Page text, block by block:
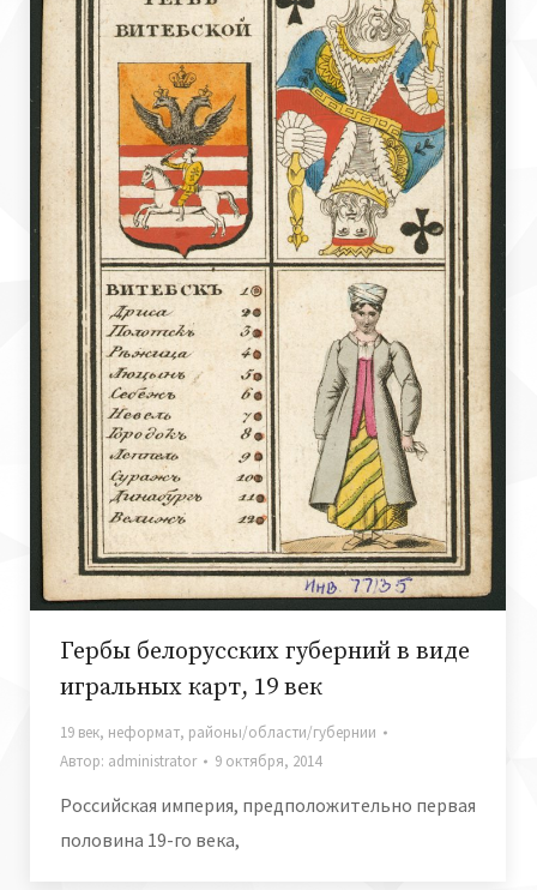
Гербы белорусских губерний в виде
игральных карт, 19 век
19 век, неформат, районы/области/губернии
Автор: administrator 9 октября, 2014
Российская империя, предположительно первая
половина 19-го века,